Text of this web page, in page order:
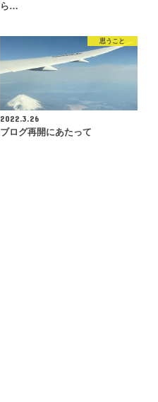
ら…
思うこと
2022.3.26
ブログ再開にあたって